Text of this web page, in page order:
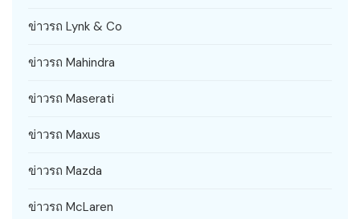
ข่าวรถ Lynk & Co
ข่าวรถ Mahindra
ข่าวรถ Maserati
ข่าวรถ Maxus
ข่าวรถ Mazda
ข่าวรถ McLaren